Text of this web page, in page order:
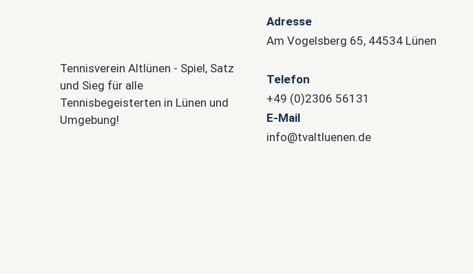
Tennisverein Altlünen - Spiel, Satz
und Sieg für alle
Tennisbegeisterten in Lünen und
Umgebung!
Adresse
Am Vogelsberg 65, 44534 Lünen
Telefon
+49 (0)2306 56131
E-Mail
info@tvaltluenen.de